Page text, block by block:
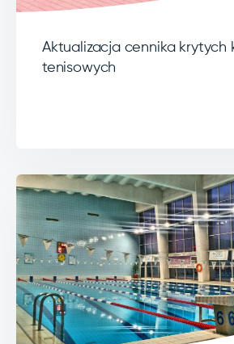
Aktualizacja cennika krytych
tenisowych